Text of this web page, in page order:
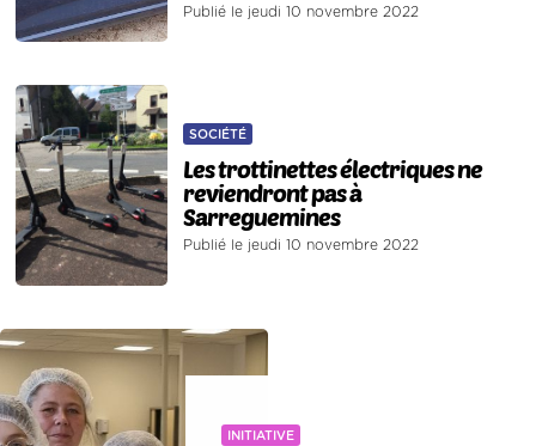
Publié le jeudi 10 novembre 2022
SOCIÉTÉ
Les trottinettes électriques ne
reviendront pas à
Sarreguemines
Publié le jeudi 10 novembre 2022
INITIATIVE